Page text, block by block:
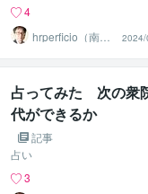
4
hrperficio（南仙
台の父）
2024/
占ってみた 次の衆
代ができるか
記事
占い
3